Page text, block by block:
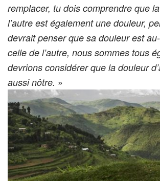
remplacer, tu dois comprendre que
l’autre est également une douleur,
devrait penser que sa douleur est
celle de l’autre, nous sommes tous
devrions considérer que la douleur
aussi nôtre. »